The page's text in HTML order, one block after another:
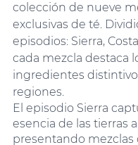
colección de nueve
exclusivas de té.
episodios: Sierra,
cada mezcla destaca
ingredientes
regiones.
El episodio Sierra
esencia de las tierras
presentando mezclas